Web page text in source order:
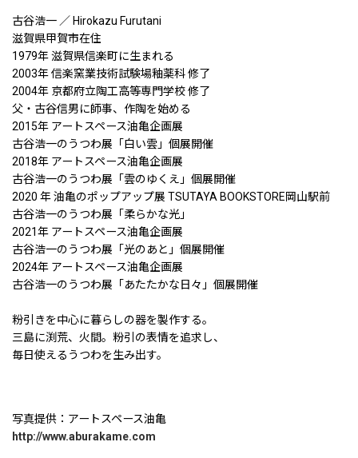
古谷浩一 ／ Hirokazu Furutani
滋賀県甲賀市在住
1979年 滋賀県信楽町に生まれる
2003年 信楽窯業技術試験場釉薬科 修了
2004年 京都府立陶工高等専門学校 修了
父・古谷信男に師事、作陶を始める
2015年 アートスペース油亀企画展
古谷浩一のうつわ展「白い雲」個展開催
2018年 アートスペース油亀企画展
古谷浩一のうつわ展「雲のゆくえ」個展開催
2020 年 油亀のポップアップ展 TSUTAYA BOOKSTORE岡山駅前
古谷浩一のうつわ展「柔らかな光」
2021年 アートスペース油亀企画展
古谷浩一のうつわ展「光のあと」個展開催
2024年 アートスペース油亀企画展
古谷浩一のうつわ展「あたたかな日々」個展開催
粉引きを中心に暮らしの器を製作する。
三島に渕荒、火間。粉引の表情を追求し、
毎日使えるうつわを生み出す。
写真提供：アートスペース油亀
http://www.aburakame.com